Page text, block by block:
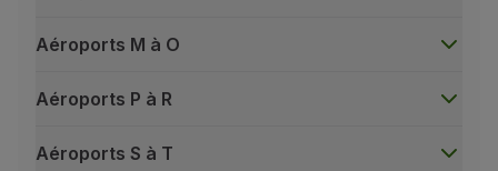
(1)Sauf Clients voyageant avec un tarif en réduction.
Aéroports M à O
Aéroports P à R
Aéroports S à T